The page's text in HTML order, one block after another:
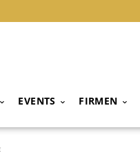
EVENTS FIRMEN